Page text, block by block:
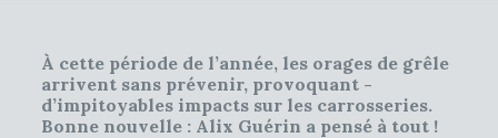
À cette période de l’année, les orages de grêle
arrivent sans prévenir, provoquant -
d’impitoyables impacts sur les carrosseries.
Bonne nouvelle : Alix Guérin a pensé à tout !